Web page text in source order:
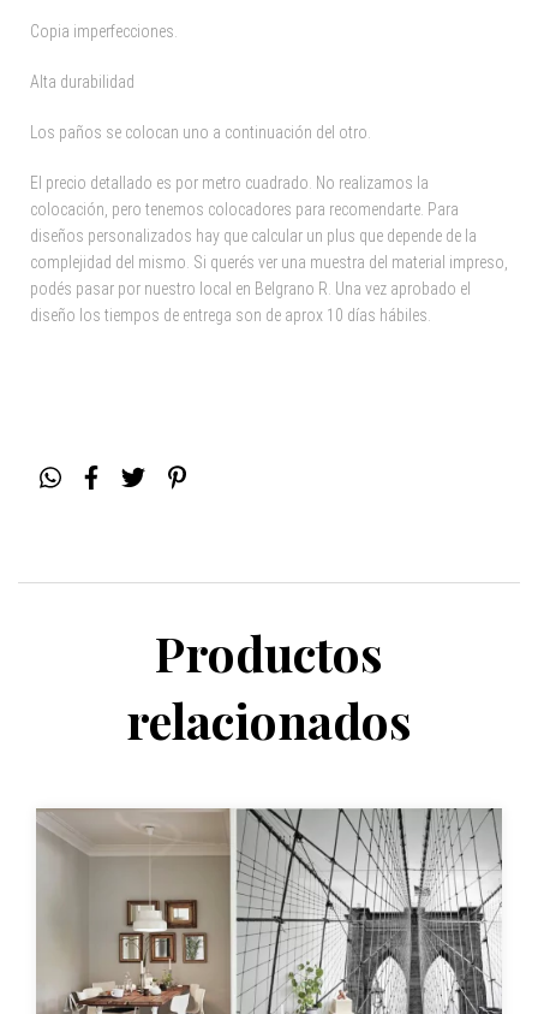
Copia imperfecciones.
Alta durabilidad
Los paños se colocan uno a continuación del otro.
El precio detallado es por metro cuadrado. No realizamos la
colocación, pero tenemos colocadores para recomendarte. Para
diseños personalizados hay que calcular un plus que depende de la
complejidad del mismo. Si querés ver una muestra del material impreso,
podés pasar por nuestro local en Belgrano R. Una vez aprobado el
diseño los tiempos de entrega son de aprox 10 días hábiles.
Productos
relacionados